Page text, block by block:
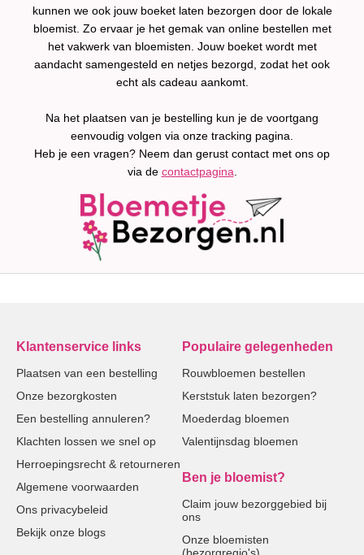
kunnen we ook jouw boeket laten bezorgen door de lokale
bloemist. Zo ervaar je het gemak van online bestellen met
het vakwerk van bloemisten. Jouw boeket wordt met
aandacht samengesteld en netjes bezorgd, zodat het ook
echt als cadeau aankomt.
Na het plaatsen van je bestelling kun je de voortgang
eenvoudig volgen via onze tracking pagina.
Heb je een vragen? Neem dan gerust contact met ons op
via de contactpagina
Klantenservice links
Plaatsen van een bestelling
Onze bezorgkosten
Een bestelling annuleren?
Klachten lossen we snel op
Herroepingsrecht & retourneren
Algemene voorwaarden
Ons privacybeleid
Bekijk onze blogs
Populaire gelegenheden
Rouwbloemen bestellen
Kerststuk laten bezorgen?
Moederdag bloemen
Valentijnsdag bloemen
Ben je bloemist?
Claim jouw bezorggebied bij
ons
Onze bloemisten